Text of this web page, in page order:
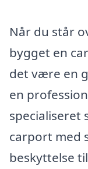
Når du står
bygget en
det være en
en
specialiseret
carport med
beskyttelse